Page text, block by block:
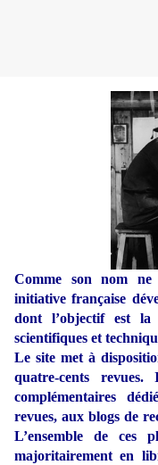
Comme son nom ne
initiative française
dont l’objectif est la
scientifiques et
Le site met à
quatre-cents
complémentaires
revues, aux blogs de
L’ensemble de ces
majoritairement en